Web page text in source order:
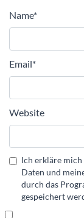
Name*
Email*
Website
Ich erkläre mich
Daten und
durch das
gespeichert